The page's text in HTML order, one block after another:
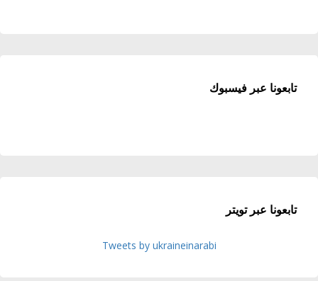
تابعونا عبر فيسبوك
تابعونا عبر تويتر
Tweets by ukraineinarabi